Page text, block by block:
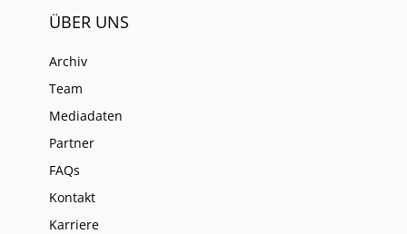
ÜBER UNS
Archiv
Team
Mediadaten
Partner
FAQs
Kontakt
Karriere